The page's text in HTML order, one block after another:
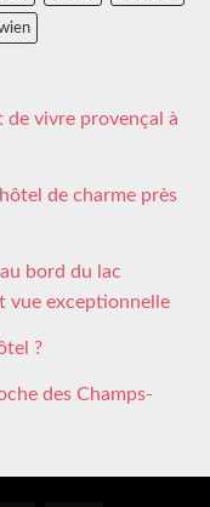
de vivre provençal à
de charme près
bord du lac
vue exceptionnelle
?
des Champs-